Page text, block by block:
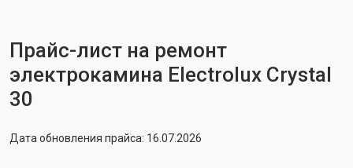
Прайс-лист на ремонт
электрокамина Electrolux Crystal
30
Дата обновления прайса: 16.07.2026